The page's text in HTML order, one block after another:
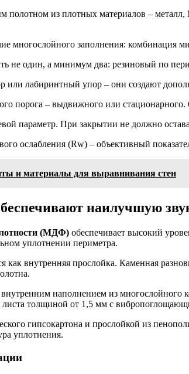
полотном из плотных материалов –
многослойного заполнения: комбинация
не один, а минимум два: резиновый по
или лабиринтный упор – они создают
порога – выдвижного или
параметр. При закрытии не должно
ослабления (Rw) – объективный
и материалы для выравнивания стен
наилучшую
(МДФ) обеспечивает высокий
уплотнении периметра.
как внутренняя прослойка. Каменная
наполнением из
листа толщиной от 1,5 мм с
гипсокартона и прослойкой из
уплотнения.